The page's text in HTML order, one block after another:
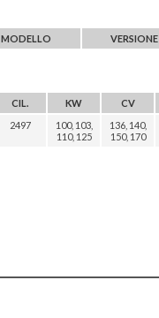
MODELLO VERSIONE
CIL. KW CV
2497
100, 103,
110, 125
136, 140,
150, 170